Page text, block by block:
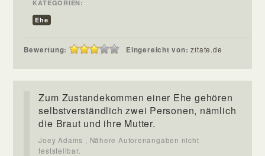
KATEGORIEN:
Ehe
Bewertung: Eingereicht von:zitate.de
Zum Zustandekommen einer Ehe gehören
selbstverständlich zwei Personen, nämlich
die Braut und ihre Mutter.
Joey Adams , Nähere Autorenangaben nicht
feststellbar.